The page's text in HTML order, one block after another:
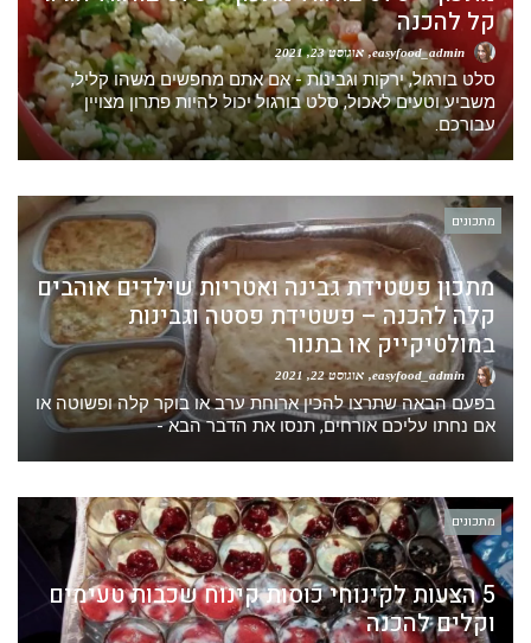
קל להכנה
אוגוסט 23, 2021
סלט בורגול, ירקות וגבינות - אם אתם מחפשים משהו קליל,
משביע וטעים לאכול, סלט בורגול יכול להיות פתרון מצויין
עבורכם.
מתכונים
מתכון פשטידת גבינה ואטריות שילדים אוהבים
קלה להכנה – פשטידת פסטה וגבינות
במולטיקייק או בתנור
אוגוסט 22, 2021
בפעם הבאה שתרצו להכין ארוחת ערב או בוקר קלה ופשוטה או
אם נחתו עליכם אורחים, תנסו את הדבר הבא -
מתכונים
5 הצעות לקינוחי כוסות קינוח שכבות טעימים
וקלים להכנה